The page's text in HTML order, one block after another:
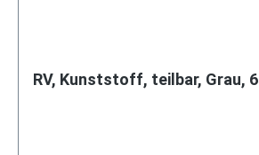
RV, Kunststoff, teilbar, Grau,